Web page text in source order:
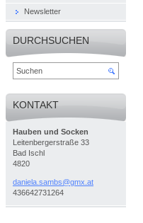
Newsletter
DURCHSUCHEN
KONTAKT
Hauben und Socken
Leitenbergerstraße 33
Bad Ischl
4820
daniela. sambs@gmx.at
436642731264